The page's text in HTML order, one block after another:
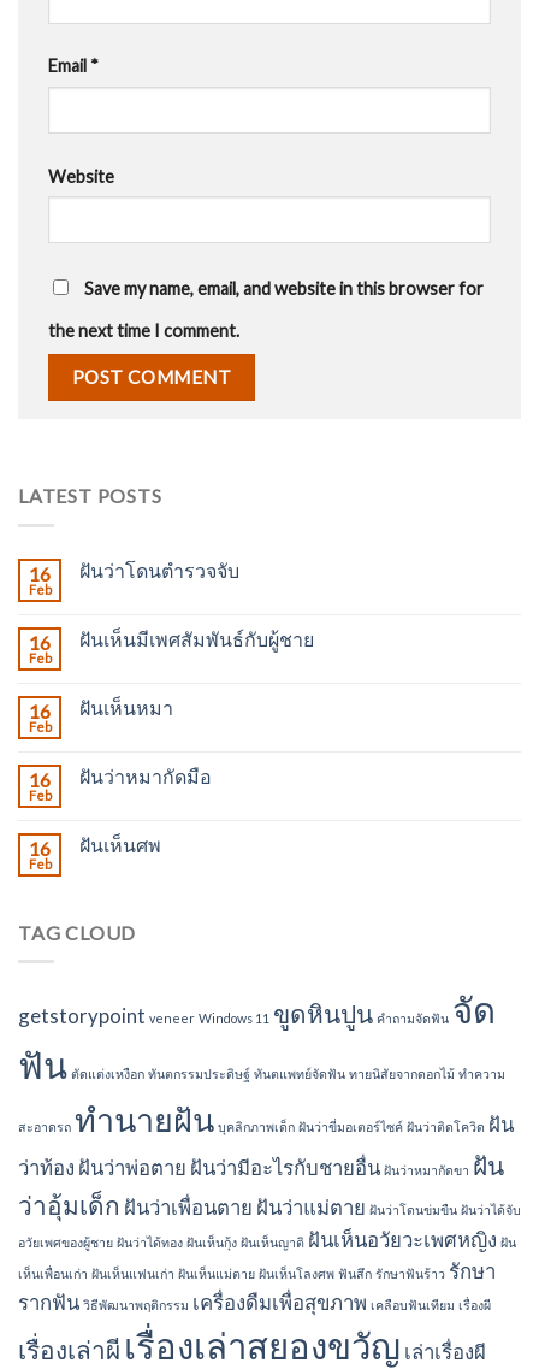
Email *
Website
Save my name, email, and website in this browser for
the next time I comment.
LATEST POSTS
16
Feb
ฝันว่าโดนตำรวจจับ
16
Feb
ฝันเห็นมีเพศสัมพันธ์กับผู้ชาย
16
Feb
ฝันเห็นหมา
16
Feb
ฝันว่าหมากัดมือ
16
Feb
ฝันเห็นศพ
TAG CLOUD
getstorypoint veneer Windows 11 ขูดหินปูน คำถามจัดฟัน จัด
ฟัน ตัดแต่งเหงือก ทันตกรรมประดิษฐ์ ทันตแพทย์จัดฟัน ทายนิสัยจากดอกไม้ ทำความ
สะอาดรถ ทำนายฝัน บุคลิกภาพเด็ก ฝันว่าขี่มอเตอร์ไซค์ ฝันว่าติดโควิด ฝัน
ว่าท้อง ฝันว่าพ่อตาย ฝันว่ามีอะไรกับชายอื่น ฝันว่าหมากัดขา ฝัน
ว่าอุ้มเด็ก ฝันว่าเพื่อนตาย ฝันว่าแม่ตาย ฝันว่าโดนข่มขืน ฝันว่าได้จับ
อวัยเพศของผู้ชาย ฝันว่าได้ทอง ฝันเห็นกุ้ง ฝันเห็นญาติ ฝันเห็นอวัยวะเพศหญิง ฝัน
เห็นเพื่อนเก่า ฝันเห็นแฟนเก่า ฝันเห็นแม่ตาย ฝันเห็นโลงศพ ฟันสึก รักษาฟันร้าว รักษา
รากฟัน วิธีพัฒนาพฤติกรรม เครื่องดืมเพื่อสุขภาพ เคลือบฟันเทียม เรื่องผี
เรื่องเล่าผี เรื่องเล่าสยองขวัญ เล่าเรื่องผี